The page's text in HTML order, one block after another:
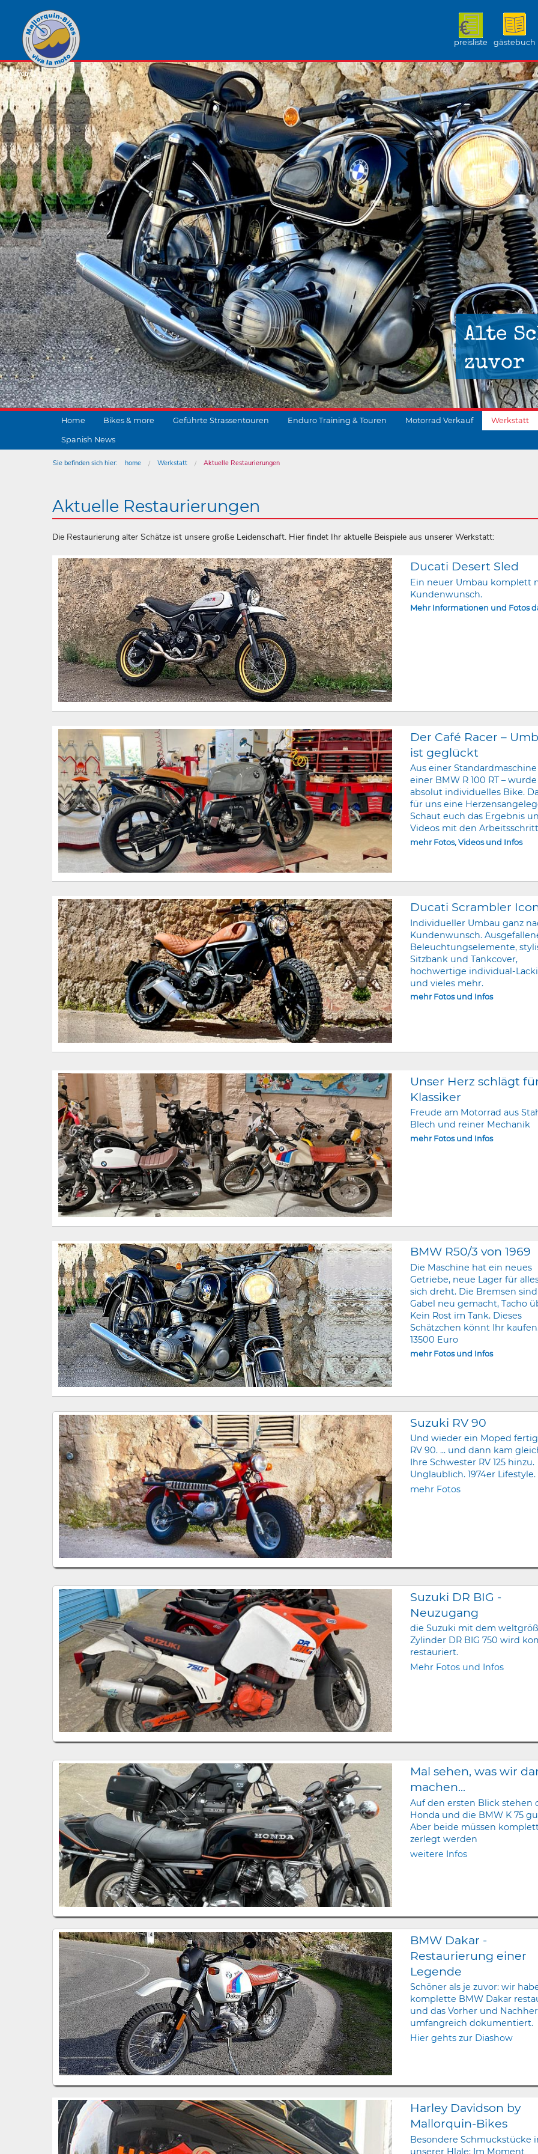
preisliste gästebuch
Alte
zuvor
1 von 1
Home Bikes & more Geführte Strassentouren Enduro Training & Touren Motorrad Verkauf Werkstatt
Spanish News
Sie befinden sich hier: home Werkstatt
Aktuelle Restaurierungen
Aktuelle Restaurierungen
Die Restaurierung alter Schätze ist unsere große Leidenschaft. Hier findet Ihr aktuelle Beispiele aus unserer Werkstatt:
Ducati Desert Sled
Ein neuer Umbau komplett
Kundenwunsch.
Mehr Informationen und Fotos
Der Café Racer –
ist geglückt
Aus einer Standardmaschine
einer BMW R 100 RT –
absolut individuelles Bike.
für uns eine
Schaut euch das Ergebnis
Videos mit den
mehr Fotos, Videos und Infos
Ducati Scrambler
Individueller Umbau ganz
Kundenwunsch.
Beleuchtungselemente,
Sitzbank und Tankcover,
hochwertige individual-
und vieles mehr.
mehr Fotos und Infos
Unser Herz schlägt
Klassiker
Freude am Motorrad aus
Blech und reiner Mechanik
mehr Fotos und Infos
BMW R50/3 von 1969
Die Maschine hat ein neues
Getriebe, neue Lager für
sich dreht. Die Bremsen
Gabel neu gemacht, Tacho
Kein Rost im Tank. Dieses
Schätzchen könnt Ihr
13500 Euro
mehr Fotos und Infos
Suzuki RV 90
Und wieder ein Moped
RV 90. ... und dann kam
Ihre Schwester RV 125 hinzu.
Unglaublich. 1974er Lifestyle.
mehr Fotos
Suzuki DR BIG -
Neuzugang
die Suzuki mit dem
Zylinder DR BIG 750 wird
restauriert.
Mehr Fotos und Infos
Mal sehen, was wir
machen...
Auf den ersten Blick stehen
Honda und die BMW K 75
Aber beide müssen
zerlegt werden
weitere Infos
BMW Dakar -
Restaurierung einer
Legende
Schöner als je zuvor: wir
komplette BMW Dakar
und das Vorher und Nachher
umfangreich dokumentiert.
Hier gehts zur Diashow
Harley Davidson by
Mallorquin-Bikes
Besondere Schmuckstücke
unserer Hlale: Im Moment